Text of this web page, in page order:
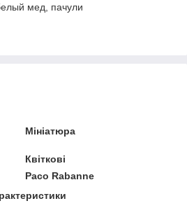
мед, пачули
Мініатюра
Квіткові
Paco Rabanne